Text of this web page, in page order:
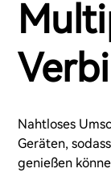
Nahtloses
Geräten,
genießen